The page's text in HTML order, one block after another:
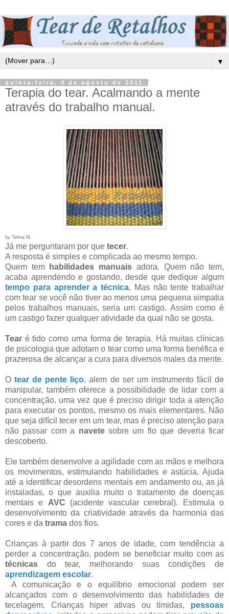
▼
quinta-feira, 4 de agosto de 2011
Terapia do tear. Acalmando a mente
através do trabalho manual.
by Telma M.
Já me perguntaram por que tecer.
A resposta é simples e complicada ao mesmo tempo.
Quem tem
habilidades manuais adora. Quem não tem,
acaba aprendendo e gostando, desde que dedique algum
tempo para aprender a técnica. Mas não tente trabalhar
com tear se você não tiver ao menos uma pequena simpatia
pelos trabalhos manuais, seria um castigo. Assim como é
um castigo fazer qualquer atividade da qual não se gosta.
Tear é tido como uma forma de terapia. Há muitas clínicas
de psicologia que adotam o tear como uma forma benéfica e
prazerosa de alcançar a cura para diversos males da mente.
Otear de pente liço, alem de ser um instrumento fácil de
manipular, também oferece a possibilidade de lidar com a
concentração, uma vez que é preciso dirigir toda a atenção
para executar os pontos, mesmo os mais elementares. Não
que seja difícil tecer em um tear, mas é preciso atenção para
não passar com a navetesobre um fio que deveria ficar
descoberto.
Ele também desenvolve a agilidade com as mãos e melhora
os movimentos, estimulando habilidades e astúcia. Ajuda
até a identificar desordens mentais em andamento ou, as já
instaladas, o que auxilia muito o tratamento de doenças
mentais e AVC (acidente vascular cerebral). Estimula o
desenvolvimento da criatividade através da harmonia das
cores e da trama dos fios.
Crianças à partir dos 7 anos de idade, com tendência a
perder a concentração, podem se beneficiar muito com as
técnicas do tear, melhorando suas condições de
aprendizagem escolar.
A comunicação e o equilíbrio emocional podem ser
alcançados com o desenvolvimento das habilidades de
tecelagem. Crianças hiper ativas ou tímidas, pessoas